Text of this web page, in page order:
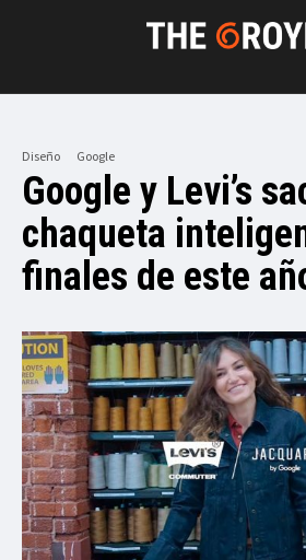
Diseño Google
Google y Levi’s
chaqueta
finales de este